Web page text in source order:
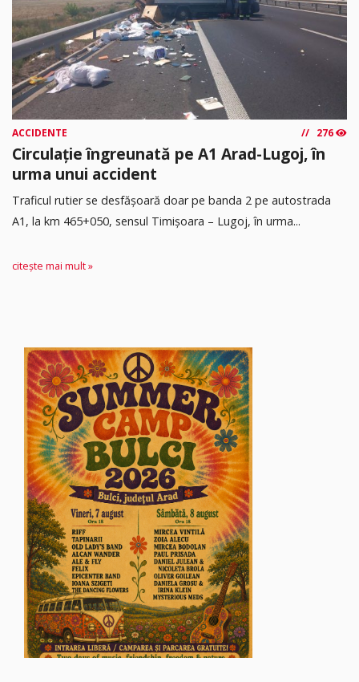
ACCIDENTE 276
Circulație îngreunată pe A1 Arad-Lugoj, în
urma unui accident
Traficul rutier se desfășoară doar pe banda 2 pe autostrada
A1, la km 465+050, sensul Timişoara – Lugoj, în urma...
citește mai mult »